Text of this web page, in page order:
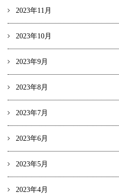
2023年11月
2023年10月
2023年9月
2023年8月
2023年7月
2023年6月
2023年5月
2023年4月